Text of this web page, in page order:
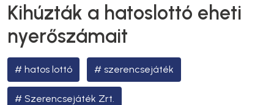
Kihúzták a hatoslottó eheti
nyerőszámait
hatos lottó szerencsejáték
Szerencsejáték Zrt.